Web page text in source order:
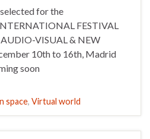
for the
FESTIVAL
VISUAL & NEW
10th to 16th, Madrid
soon
space, Virtual world